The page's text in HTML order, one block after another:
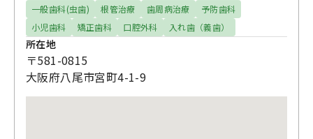
一般歯科(虫歯) 根管治療 歯周病治療
予防歯科
小児歯科
矯正歯科 口腔外科 入れ歯（義歯）
所在地
〒581-0815
大阪府八尾市宮町4-1-9